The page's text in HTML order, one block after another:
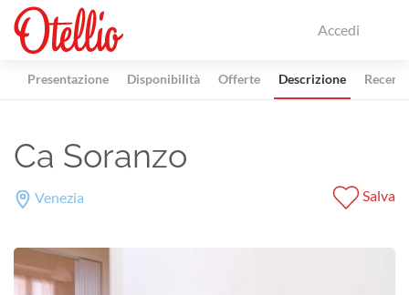
Accedi
Presentazione Disponibilità Offerte Descrizione
Ca Soranzo
Venezia Salva